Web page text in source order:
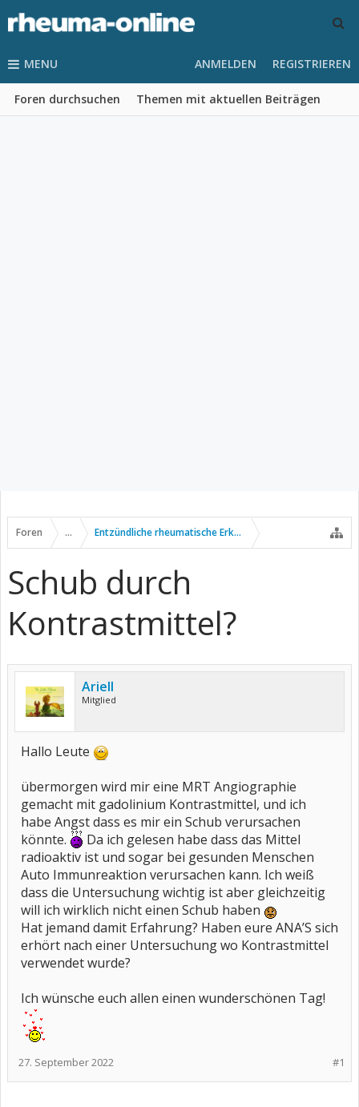
MENU
Foren durchsuchen Themen mit aktuellen Beiträgen
ANMELDEN REGISTRIEREN
Foren ... Entzündliche rheumatische Erkrankungen
Schub durch
Kontrastmittel?
Ariell
Mitglied
Hallo Leute
übermorgen wird mir eine MRT Angiographie
gemacht mit gadolinium Kontrastmittel, und ich
habe Angst dass es mir ein Schub verursachen
könnte.
Da ich gelesen habe dass das Mittel
radioaktiv ist und sogar bei gesunden Menschen
Auto Immunreaktion verursachen kann. Ich weiß
dass die Untersuchung wichtig ist aber gleichzeitig
will ich wirklich nicht einen Schub haben
Hat jemand damit Erfahrung? Haben eure ANA’S sich
erhört nach einer Untersuchung wo Kontrastmittel
verwendet wurde?
Ich wünsche euch allen einen wunderschönen Tag!
#1
27. September 2022